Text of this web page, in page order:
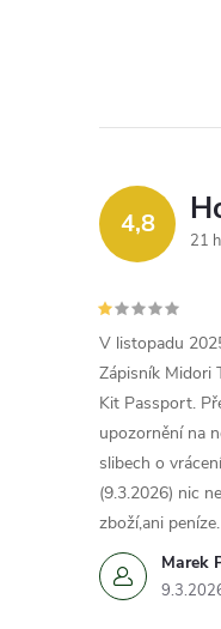
4,8
21
Marek
V listopadu
Zápisník Midori
Kit Passport.
upozornění na
slibech o
(9.3.2026) nic
zboží,ani peníze.